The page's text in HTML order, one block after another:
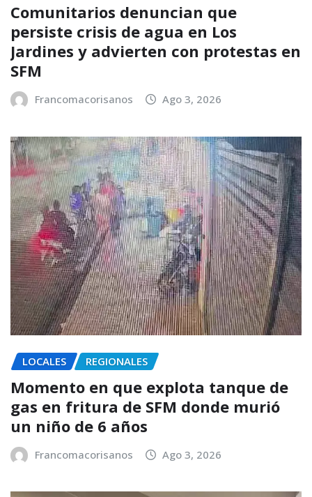
Comunitarios denuncian que
persiste crisis de agua en Los
Jardines y advierten con protestas en
SFM
Francomacorisanos Ago 3, 2026
LOCALES REGIONALES
Momento en que explota tanque de
gas en fritura de SFM donde murió
un niño de 6 años
Francomacorisanos Ago 3, 2026